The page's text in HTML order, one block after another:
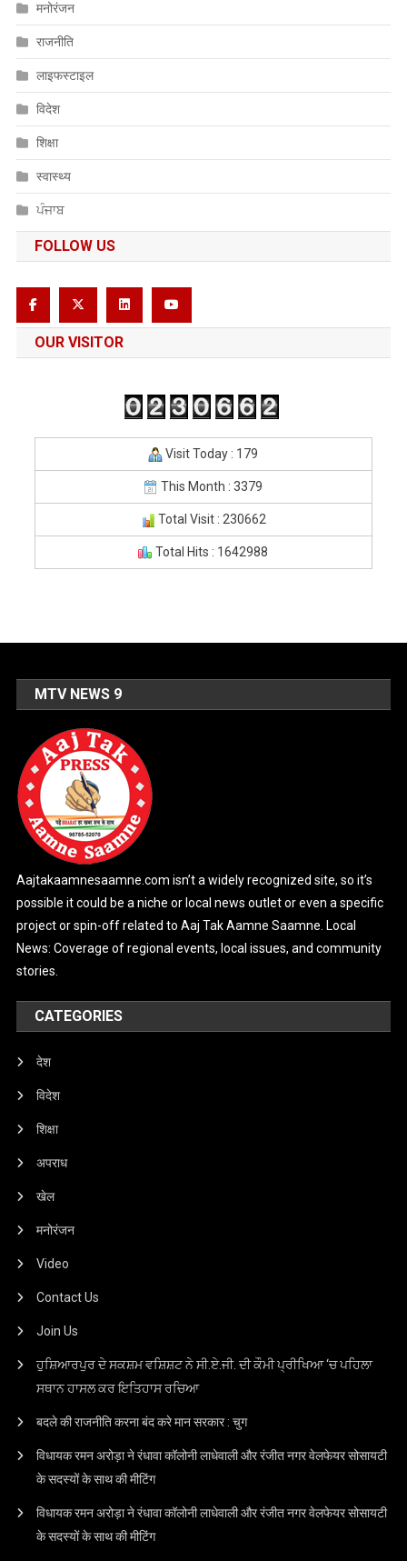
मनोरंजन
राजनीति
लाइफस्टाइल
विदेश
शिक्षा
स्वास्थ्य
ਪੰਜਾਬ
FOLLOW US
OUR VISITOR
Visit Today : 179
This Month : 3379
Total Visit : 230662
Total Hits : 1642988
MTV NEWS 9
Aajtakaamnesaamne.com isn’t a widely recognized site, so it’s
possible it could be a niche or local news outlet or even a specific
project or spin-off related to Aaj Tak Aamne Saamne. Local
News: Coverage of regional events, local issues, and community
stories.
CATEGORIES
देश
विदेश
शिक्षा
अपराध
खेल
मनोरंजन
Video
Contact Us
Join Us
ਹੁਸ਼ਿਆਰਪੁਰ ਦੇ ਸਕਸ਼ਮ ਵਸ਼ਿਸ਼ਟ ਨੇ ਸੀ.ਏ.ਜੀ. ਦੀ ਕੌਮੀ ਪ੍ਰੀਖਿਆ ‘ਚ ਪਹਿਲਾ
ਸਥਾਨ ਹਾਸਲ ਕਰ ਇਤਿਹਾਸ ਰਚਿਆ
बदले की राजनीति करना बंद करे मान सरकार : चुग
विधायक रमन अरोड़ा ने रंधावा कॉलोनी लाधेवाली और रंजीत नगर वेलफेयर सोसायटी
के सदस्यों के साथ की मीटिंग
विधायक रमन अरोड़ा ने रंधावा कॉलोनी लाधेवाली और रंजीत नगर वेलफेयर सोसायटी
के सदस्यों के साथ की मीटिंग